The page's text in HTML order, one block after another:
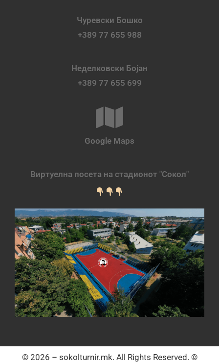
Чуревски Бошко
+389 77 655 988
Неделковски Бојан
+389 77 655 699
Google Maps
Виртуелна посета на стадионот "Сокол"
© 2026 – sokolturnir.mk. All Rights Reserved. ©